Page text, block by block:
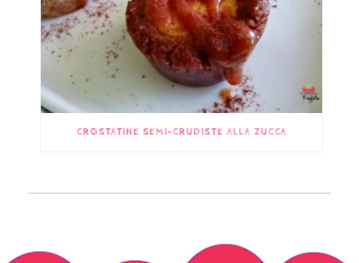
CROSTATINE SEMI-CRUDISTE ALLA ZUCCA